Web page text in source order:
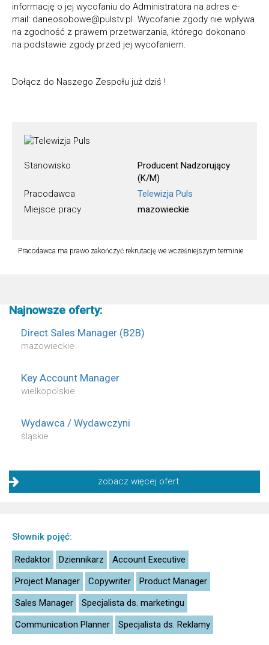
informację o jej wycofaniu do Administratora na adres e-
mail: daneosobowe@pulstv.pl. Wycofanie zgody nie wpływa
na zgodność z prawem przetwarzania, którego dokonano
na podstawie zgody przed jej wycofaniem.
Dołącz do Naszego Zespołu już dziś !
Stanowisko
Producent Nadzorujący
(K/M)
Pracodawca
Telewizja Puls
Miejsce pracy
mazowieckie
Pracodawca ma prawo zakończyć rekrutację we wcześniejszym terminie.
Najnowsze oferty:
Direct Sales Manager (B2B)
mazowieckie
Key Account Manager
wielkopolskie
Wydawca / Wydawczyni
śląskie
zobacz więcej ofert
Słownik pojęć:
Redaktor Dziennikarz
Account Executive
Project Manager
Copywriter
Product Manager
Sales Manager
Specjalista ds. marketingu
Communication Planner
Specjalista ds. Reklamy